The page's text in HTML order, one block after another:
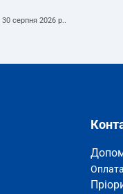
30 серпня 2026 р..